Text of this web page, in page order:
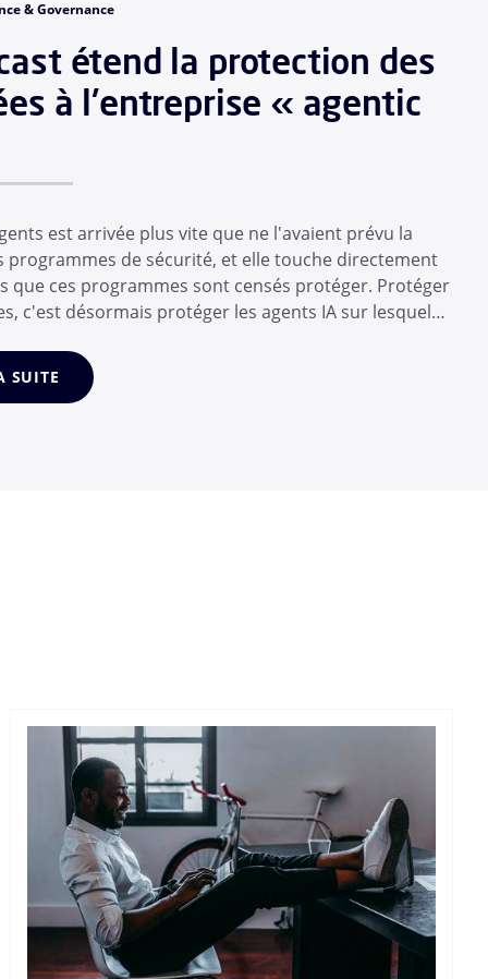
& Governance
étend la protection des
à l'entreprise « agentic
est arrivée plus vite que ne l'avaient prévu la
programmes de sécurité, et elle touche directement
que ces programmes sont censés protéger. Protéger
c'est désormais protéger les agents IA sur lesquels
En l’espace de quelques mois, l’employé moyen a
d’...
SUITE